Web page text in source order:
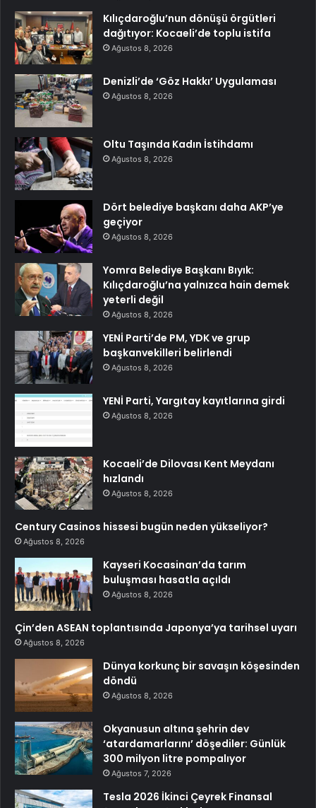
Kılıçdaroğlu’nun dönüşü örgütleri
dağıtıyor: Kocaeli’de toplu istifa
Ağustos 8, 2026
Denizli’de ‘Göz Hakkı’ Uygulaması
Ağustos 8, 2026
Oltu Taşında Kadın İstihdamı
Ağustos 8, 2026
Dört belediye başkanı daha AKP’ye
geçiyor
Ağustos 8, 2026
Yomra Belediye Başkanı Bıyık:
Kılıçdaroğlu’na yalnızca hain demek
yeterli değil
Ağustos 8, 2026
YENİ Parti’de PM, YDK ve grup
başkanvekilleri belirlendi
Ağustos 8, 2026
YENİ Parti, Yargıtay kayıtlarına girdi
Ağustos 8, 2026
Kocaeli’de Dilovası Kent Meydanı
hızlandı
Ağustos 8, 2026
Century Casinos hissesi bugün neden yükseliyor?
Ağustos 8, 2026
Kayseri Kocasinan’da tarım
buluşması hasatla açıldı
Ağustos 8, 2026
Çin’den ASEAN toplantısında Japonya’ya tarihsel uyarı
Ağustos 8, 2026
Dünya korkunç bir savaşın köşesinden
döndü
Ağustos 8, 2026
Okyanusun altına şehrin dev
‘atardamarlarını’ döşediler: Günlük
300 milyon litre pompalıyor
Ağustos 7, 2026
Tesla 2026 İkinci Çeyrek Finansal